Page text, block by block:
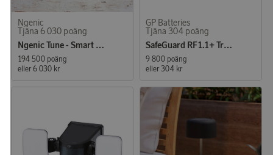
Ngenic
Tjäna 6 030 poäng
Ngenic Tune - Smart termostat
194 500 poäng
eller 6 030 kr
GP Batteries
Tjäna 304 poäng
SafeGuard RF1.1+ Trådlös Utomhusbelysning LED
9 800 poäng
eller 304 kr